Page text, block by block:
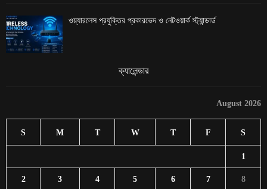
ওয়্যারলেস প্রযুক্তির প্রকারভেদ ও নেটওয়ার্ক স্ট্যান্ডার্ড
ক্যালেন্ডার
August 2026
S M T W T F S
1
2 3 4 5 6 7 8